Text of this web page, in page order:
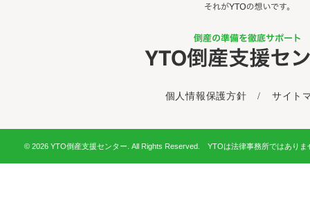
個人情報保護方針 / サイト
© 2026 YTO倒産支援センター. All Rights Reserved. YTOは法律事務所ではありま